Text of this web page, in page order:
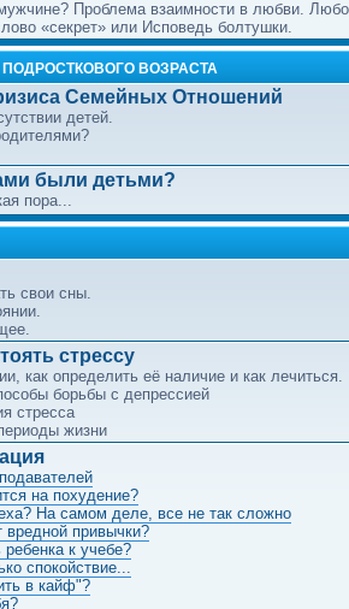
Проблема взаимности в любви.
«секрет» или Исповедь болтушки.
ВОЗРАСТА
Семейных Отношений
детей.
были детьми?
пора...
свои сны.
стрессу
как определить её наличие и как лечиться.
борьбы с депрессией
стресса
жизни
на похудение?
На самом деле, все не так сложно
вредной привычки?
ребенка к учебе?
спокойствие...
в кайф"?